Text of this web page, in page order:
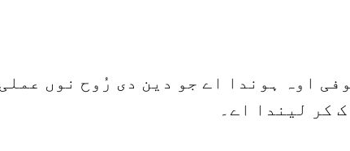
اوہ ہوندا اے جو دین دی رُوح نوں
کر لیندا اے۔